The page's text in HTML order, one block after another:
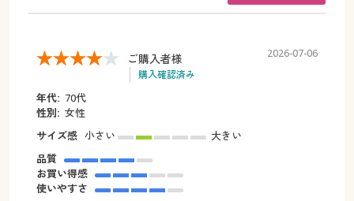
ご購入者様
購入確認済み
2026-07-06
年代: 70代
性別: 女性
サイズ感 小さい
大きい
品質
お買い得感
使いやすさ